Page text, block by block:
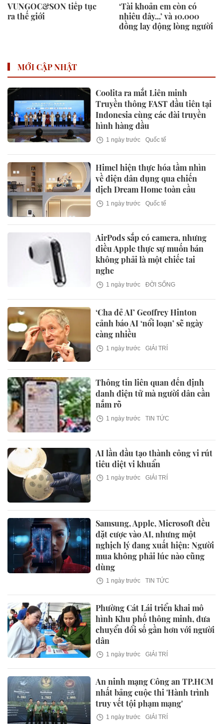
VUNGOC&SON tiếp tục
ra thế giới
‘Tài khoản em còn có
nhiêu đây...’ và 10.000
đồng lay động lòng người
MỚI CẬP NHẬT
Coolita ra mắt Liên minh
Truyền thông FAST đầu tiên tại
Indonesia cùng các đài truyền
hình hàng đầu
1 ngày trước Quốc tế
Himel hiện thực hóa tầm nhìn
về điện dân dụng qua chiến
dịch Dream Home toàn cầu
1 ngày trước Quốc tế
AirPods sắp có camera, nhưng
điều Apple thực sự muốn bán
không phải là một chiếc tai
nghe
1 ngày trước ĐỜI SỐNG
‘Cha đẻ AI’ Geoffrey Hinton
cảnh báo AI ‘nổi loạn’ sẽ ngày
càng nhiều
1 ngày trước GIẢI TRÍ
Thông tin liên quan đến định
danh điện tử mà người dân cần
nắm rõ
1 ngày trước TIN TỨC
AI lần đầu tạo thành công vi rút
tiêu diệt vi khuẩn
1 ngày trước GIẢI TRÍ
Samsung, Apple, Microsoft đều
đặt cược vào AI, nhưng một
nghịch lý đang xuất hiện: Người
mua không phải lúc nào cũng
dùng
1 ngày trước TIN TỨC
Phường Cát Lái triển khai mô
hình Khu phố thông minh, đưa
chuyển đổi số gần hơn với người
dân
1 ngày trước GIẢI TRÍ
An ninh mạng Công an TP.HCM
nhất bảng cuộc thi 'Hành trình
truy vết tội phạm mạng'
1 ngày trước GIẢI TRÍ